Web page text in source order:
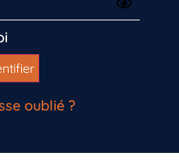
oublié ?